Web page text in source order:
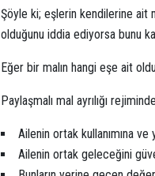
Şöyle ki; eşlerin kendilerine ait
olduğunu iddia ediyorsa bunu
Eğer bir malın hangi eşe ait
Paylaşmalı mal ayrılığı
Ailenin ortak kullanımına
Ailenin ortak geleceğini